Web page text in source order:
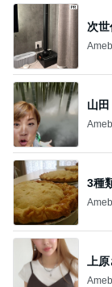
次世
山
3種
上